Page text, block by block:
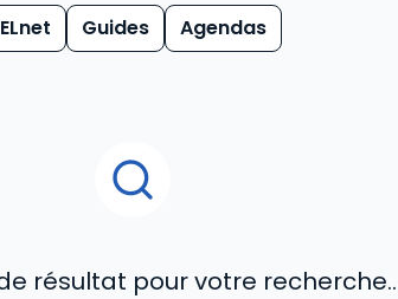
ELnet Guides Agendas
résultat pour votre